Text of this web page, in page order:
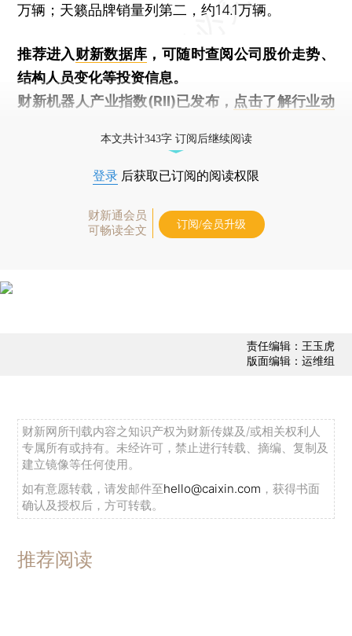
万辆；天籁品牌销量列第二，约14.1万辆。
推荐进入财新数据库 ，可随时查阅公司股价走势、
结构人员变化等投资信息。
财新机器人产业指数(RII)已发布， 点击了解行业动
本文共计343字 订阅后继续阅读
登录 后获取已订阅的阅读权限
财新通会员
可畅读全文
订阅/会员升级
责任编辑：王玉虎
版面编辑：运维组
财新网所刊载内容之知识产权为财新传媒及/或相关权利人
专属所有或持有。未经许可，禁止进行转载、摘编、复制及
建立镜像等任何使用。
如有意愿转载，请发邮件至hello@caixin.com ，获得书面
确认及授权后，方可转载。
推荐阅读